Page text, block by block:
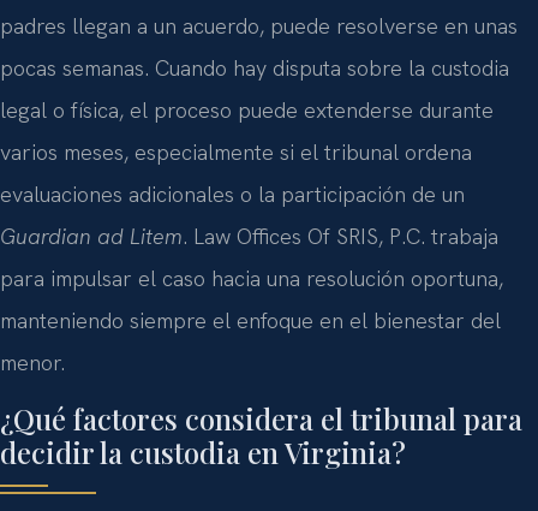
padres llegan a un acuerdo, puede resolverse en unas
pocas semanas. Cuando hay disputa sobre la custodia
legal o física, el proceso puede extenderse durante
varios meses, especialmente si el tribunal ordena
evaluaciones adicionales o la participación de un
Guardian ad Litem. Law Offices Of SRIS, P.C. trabaja
para impulsar el caso hacia una resolución oportuna,
manteniendo siempre el enfoque en el bienestar del
menor.
¿Qué factores considera el tribunal para
decidir la custodia en Virginia?